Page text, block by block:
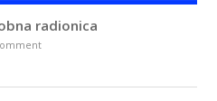
radionica